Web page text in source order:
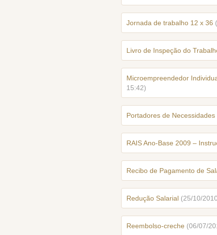
Jornada de trabalho 12 x 36
Livro de Inspeção do
Microempreendedor
15:42)
Portadores de Necessidades
RAIS Ano-Base 2009 –
Recibo de Pagamento de
Redução Salarial (25/10/
Reembolso-creche (06/07/